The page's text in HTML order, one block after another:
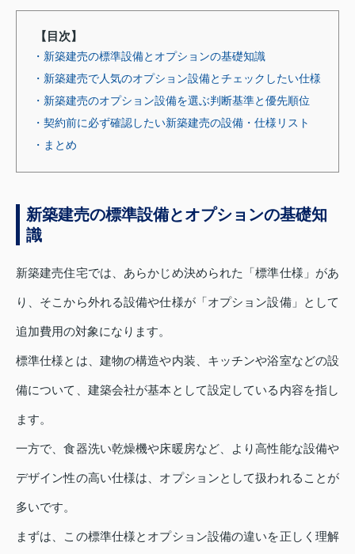
【目次】
・新築建売の標準設備とオプションの基礎知識
・新築建売で人気のオプション設備とチェックしたい仕様
・新築建売のオプション設備を選ぶ判断基準と優先順位
・契約前に必ず確認したい新築建売の設備・仕様リスト
・まとめ
新築建売の標準設備とオプションの基礎知
識
新築建売住宅では、あらかじめ決められた「標準仕様」があ
り、そこから外れる設備や仕様が「オプション設備」として
追加費用の対象になります。
標準仕様とは、建物の構造や内装、キッチンや浴室などの設
備について、建築会社が基本として設定している内容を指し
ます。
一方で、食器洗い乾燥機や床暖房など、より高性能な設備や
デザイン性の高い仕様は、オプションとして扱われることが
多いです。
まずは、この標準仕様とオプション設備の違いを正しく理解